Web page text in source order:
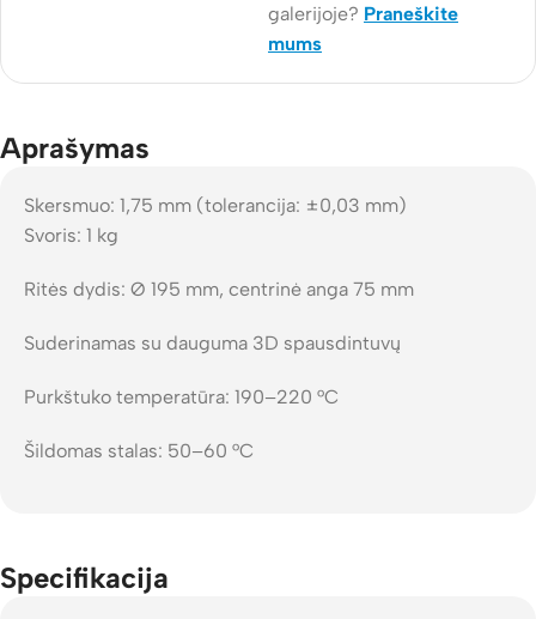
galerijoje? Praneškite
mums
Aprašymas
Skersmuo: 1,75 mm (tolerancija: ±0,03 mm)
Svoris: 1 kg
Ritės dydis: Ø 195 mm, centrinė anga 75 mm
Suderinamas su dauguma 3D spausdintuvų
Purkštuko temperatūra: 190–220 °C
Šildomas stalas: 50–60 °C
Specifikacija